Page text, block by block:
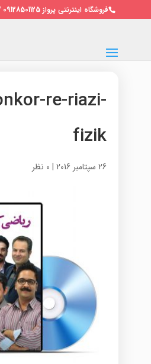
فروشگاه اینترنتی پرواز 09128501125 / 02122691010
re-riazi-
fizik
26 سپتامبر 2016 | 0 نظر